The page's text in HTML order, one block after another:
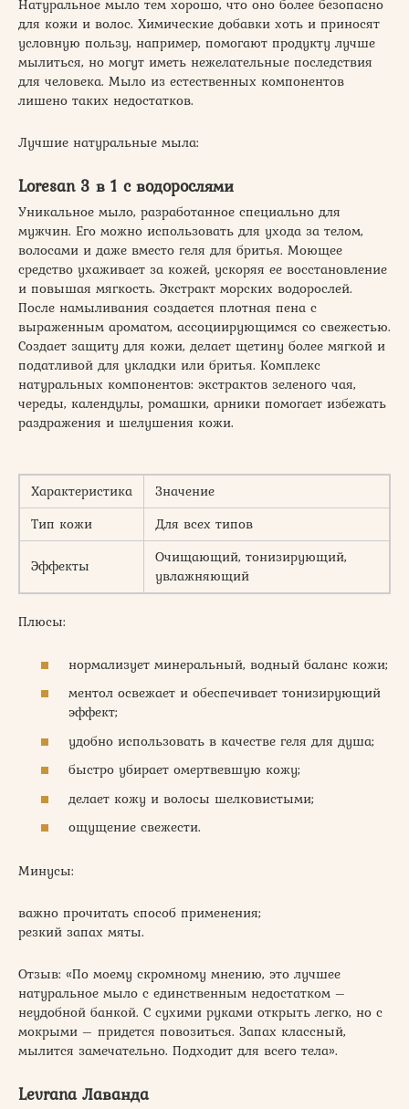
Натуральное мыло тем хорошо, что оно более безопасно
для кожи и волос. Химические добавки хоть и приносят
условную пользу, например, помогают продукту лучше
мылиться, но могут иметь нежелательные последствия
для человека. Мыло из естественных компонентов
лишено таких недостатков.
Лучшие натуральные мыла:
Loresan 3 в 1 с водорослями
Уникальное мыло, разработанное специально для
мужчин. Его можно использовать для ухода за телом,
волосами и даже вместо геля для бритья. Моющее
средство ухаживает за кожей, ускоряя ее восстановление
и повышая мягкость. Экстракт морских водорослей.
После намыливания создается плотная пена с
выраженным ароматом, ассоциирующимся со свежестью.
Создает защиту для кожи, делает щетину более мягкой и
податливой для укладки или бритья. Комплекс
натуральных компонентов: экстрактов зеленого чая,
череды, календулы, ромашки, арники помогает избежать
раздражения и шелушения кожи.
Характеристика
Значение
Тип кожи
Для всех типов
Эффекты
Очищающий, тонизирующий,
увлажняющий
Плюсы:
нормализует минеральный, водный баланс кожи;
ментол освежает и обеспечивает тонизирующий
эффект;
удобно использовать в качестве геля для душа;
быстро убирает омертвевшую кожу;
делает кожу и волосы шелковистыми;
ощущение свежести.
Минусы:
важно прочитать способ применения;
резкий запах мяты.
Отзыв: «По моему скромному мнению, это лучшее
натуральное мыло с единственным недостатком –
неудобной банкой. С сухими руками открыть легко, но с
мокрыми – придется повозиться. Запах классный,
мылится замечательно. Подходит для всего тела».
Levrana Лаванда